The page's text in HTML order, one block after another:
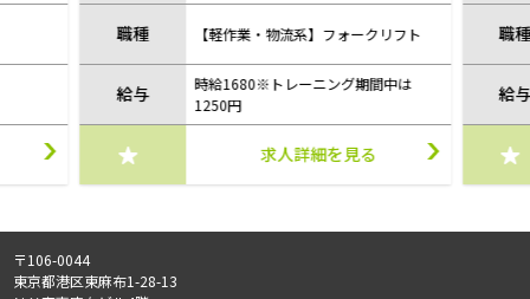
職種 【軽作業・物流系】フォークリフト
給与
月給22,4万円（時給1400円）+ 交通費
20,000円/月まで
求人詳細を見る
職
給
〒106-0044
東京都港区東麻布1-28-13